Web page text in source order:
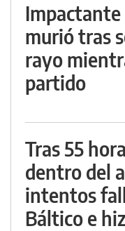
murió tras
rayo
partido
Tras 55
dentro del
intentos
Báltico e